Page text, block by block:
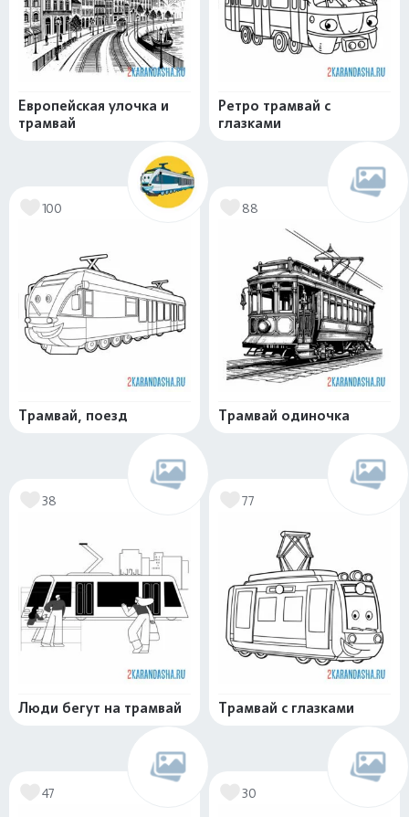
Европейская улочка и
трамвай
Ретро трамвай с
глазками
100
Трамвай, поезд
88
Трамвай одиночка
38
Люди бегут на трамвай
77
Трамвай с глазками
47 30